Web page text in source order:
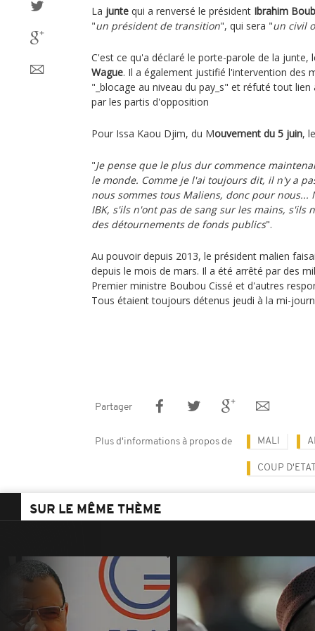
La junte qui a renversé le président Ibrahim
"un président de transition", qui sera "un civil
C'est ce qu'a déclaré le porte-parole de la junte,
Wague. Il a également justifié l'intervention des
"_blocage au niveau du pay_s" et réfuté tout
par les partis d'opposition
Pour Issa Kaou Djim, du Mouvement du 5 juin,
"Je pense que le plus dur commence
le monde. Comme je l'ai toujours dit, il n'y a
nous sommes tous Maliens, donc pour nous...
IBK, s'ils n'ont pas de sang sur les mains, s'ils
des détournements de fonds publics".
Au pouvoir depuis 2013, le président malien
depuis le mois de mars. Il a été arrêté par des
Premier ministre Boubou Cissé et d'autres
Tous étaient toujours détenus jeudi à la mi-
Partager
Plus d'informations à propos de MALI
COUP D'ETAT
SUR LE MÊME THÈME